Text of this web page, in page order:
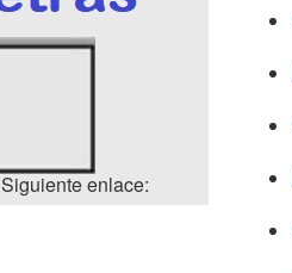
enlace: